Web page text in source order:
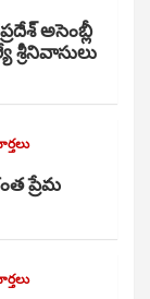
అసెంబ్లీ
శ్రీనివాసులు
ప్రేమ